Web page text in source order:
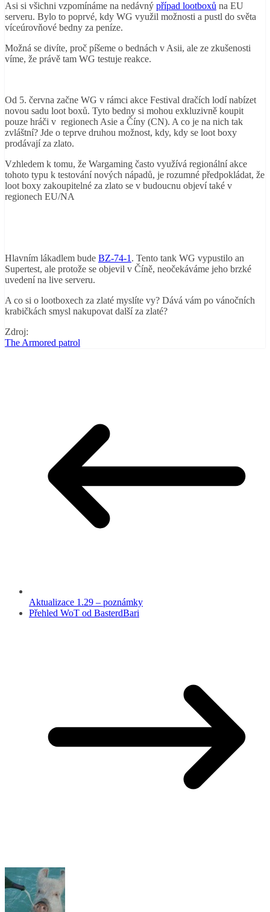
Asi si všichni vzpomínáme na nedávný případ lootboxů na EU
serveru. Bylo to poprvé, kdy WG využil možnosti a pustl do světa
víceúrovňové bedny za peníze.
Možná se divíte, proč píšeme o bednách v Asii, ale ze zkušenosti
víme, že právě tam WG testuje reakce.
Od 5. června začne WG v rámci akce Festival dračích lodí nabízet
novou sadu loot boxů. Tyto bedny si mohou exkluzivně koupit
pouze hráči v regionech Asie a Číny (CN). A co je na nich tak
zvláštní? Jde o teprve druhou možnost, kdy, kdy se loot boxy
prodávají za zlato.
Vzhledem k tomu, že Wargaming často využívá regionální akce
tohoto typu k testování nových nápadů, je rozumné předpokládat, že
loot boxy zakoupitelné za zlato se v budoucnu objeví také v
regionech EU/NA
Hlavním lákadlem bude BZ-74-1 . Tento tank WG vypustilo an
Supertest, ale protože se objevil v Číně, neočekáváme jeho brzké
uvedení na live serveru.
A co si o lootboxech za zlaté myslíte vy? Dává vám po vánočních
krabičkách smysl nakupovat další za zlaté?
Zdroj:
The Armored patrol
Aktualizace 1.29 – poznámky
Přehled WoT od BasterdBari